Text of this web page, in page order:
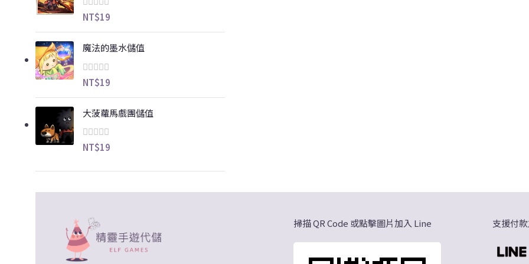
NT$19
魔法的墨水儲值
NT$19
大菠蘿馬戲團儲值
NT$19
掃描 QR Code 或點擊圖片加入 Line 支援付